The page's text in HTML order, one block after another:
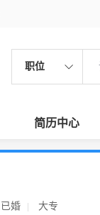
职位
简历中心
已婚 大专